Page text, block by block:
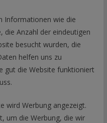
Informationen wie die
die Anzahl der eindeutigen
besucht wurden, die
helfen uns zu
gut die Website funktioniert
wird Werbung angezeigt.
um die Werbung, die wir